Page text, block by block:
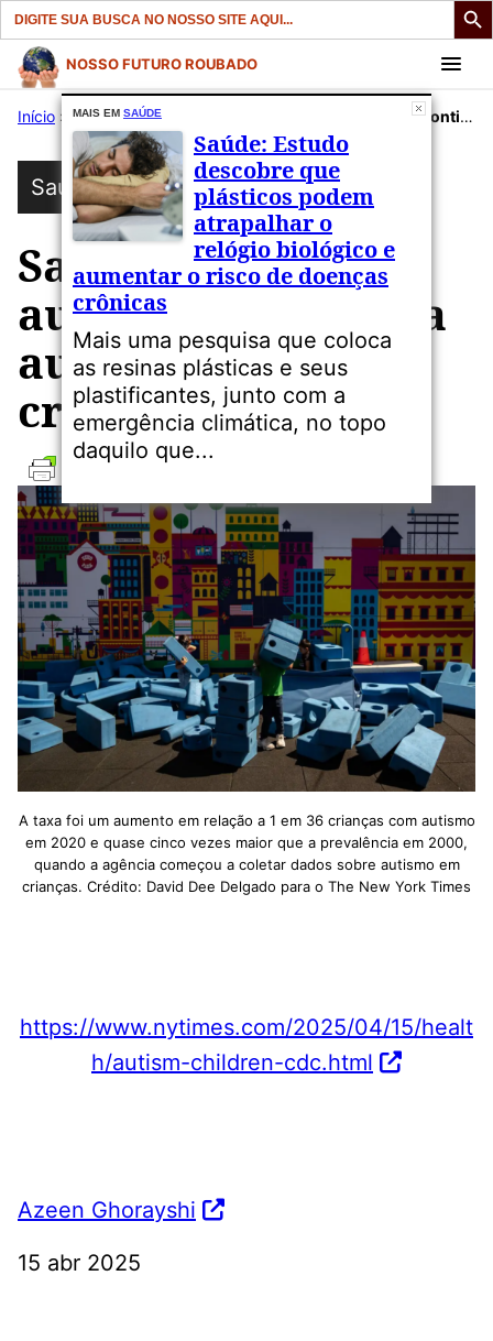
Search
for:
Pular
para
conteúdo
NOSSO FUTURO ROUBADO
Início » Publicações» Saúde: Taxa de autismo continua a aumentar entre crianças, nos EUA
Saúde
Saúde: Taxa de
autismo continua a
aumentar entre
crianças, nos EUA
A taxa foi um aumento em relação a 1 em 36 crianças com autismo
em 2020 e quase cinco vezes maior que a prevalência em 2000,
quando a agência começou a coletar dados sobre autismo em
crianças. Crédito: David Dee Delgado para o The New York Times
https://www.nytimes.com/2025/04/15/healt
h/autism-children-cdc.html
Azeen Ghorayshi
15 abr 2025
MAIS EM SAÚDE
Saúde: Estudo
descobre que
plásticos podem
atrapalhar o
relógio biológico e
aumentar o risco de doenças
crônicas
Mais uma pesquisa que coloca
as resinas plásticas e seus
plastificantes, junto com a
emergência climática, no topo
daquilo que...